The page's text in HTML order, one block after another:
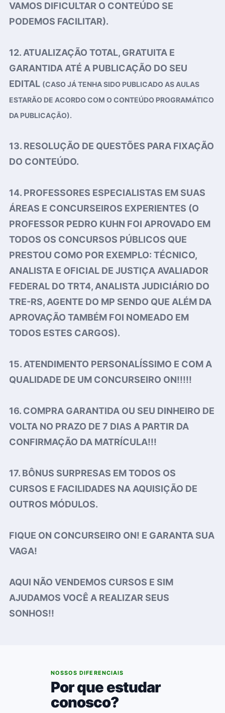
VAMOS DIFICULTAR O CONTEÚDO SE
PODEMOS FACILITAR).
12. ATUALIZAÇÃO TOTAL, GRATUITA E
GARANTIDA ATÉ A PUBLICAÇÃO DO SEU
EDITAL (CASO JÁ TENHA SIDO PUBLICADO AS AULAS
ESTARÃO DE ACORDO COM O CONTEÚDO PROGRAMÁTICO
DA PUBLICAÇÃO).
13. RESOLUÇÃO DE QUESTÕES PARA FIXAÇÃO
DO CONTEÚDO.
14. PROFESSORES ESPECIALISTAS EM SUAS
ÁREAS E CONCURSEIROS EXPERIENTES (O
PROFESSOR PEDRO KUHN FOI APROVADO EM
TODOS OS CONCURSOS PÚBLICOS QUE
PRESTOU COMO POR EXEMPLO: TÉCNICO,
ANALISTA E OFICIAL DE JUSTIÇA AVALIADOR
FEDERAL DO TRT4, ANALISTA JUDICIÁRIO DO
TRE-RS, AGENTE DO MP SENDO QUE ALÉM DA
APROVAÇÃO TAMBÉM FOI NOMEADO EM
TODOS ESTES CARGOS).
15. ATENDIMENTO PERSONALÍSSIMO E COM A
QUALIDADE DE UM CONCURSEIRO ON!!!!!
16. COMPRA GARANTIDA OU SEU DINHEIRO DE
VOLTA NO PRAZO DE 7 DIAS A PARTIR DA
CONFIRMAÇÃO DA MATRÍCULA!!!
17. BÔNUS SURPRESAS EM TODOS OS
CURSOS E FACILIDADES NA AQUISIÇÃO DE
OUTROS MÓDULOS.
FIQUE ON CONCURSEIRO ON! E GARANTA SUA
VAGA!
AQUI NÃO VENDEMOS CURSOS E SIM
AJUDAMOS VOCÊ A REALIZAR SEUS
SONHOS!!
NOSSOS DIFERENCIAIS
Por que estudar
conosco?